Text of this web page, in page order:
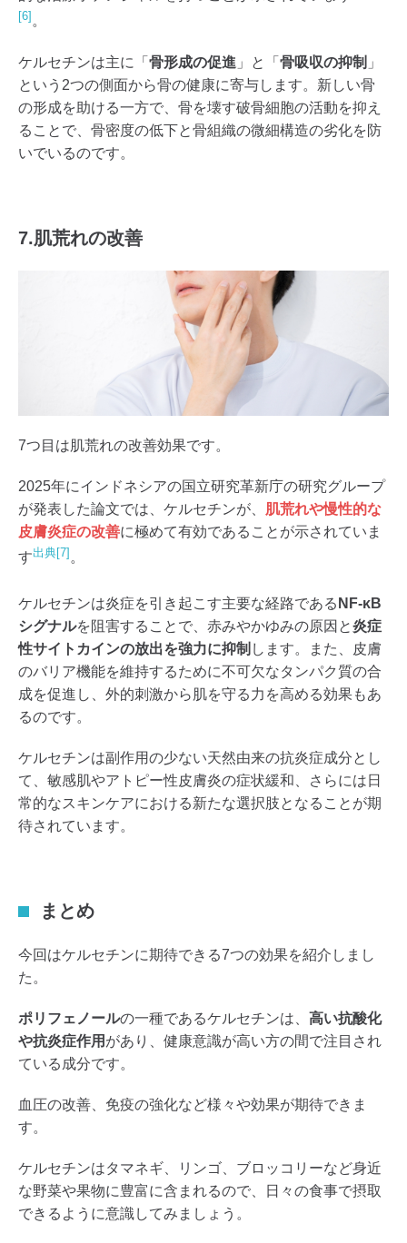
[6] 。
ケルセチンは主に「 骨形成の促進 」と「 骨吸収の抑制 」
という2つの側面から骨の健康に寄与します。新しい骨
の形成を助ける一方で、骨を壊す破骨細胞の活動を抑え
ることで、骨密度の低下と骨組織の微細構造の劣化を防
いでいるのです。
7.肌荒れの改善
7つ目は肌荒れの改善効果です。
2025年にインドネシアの国立研究革新庁の研究グループ
が発表した論文では、ケルセチンが、 肌荒れや慢性的な
皮膚炎症の改善に極めて有効であることが示されていま
す出典[7] 。
ケルセチンは炎症を引き起こす主要な経路である NF-κB
シグナルを阻害することで、赤みやかゆみの原因と炎症
性サイトカインの放出を強力に抑制 します。また、皮膚
のバリア機能を維持するために不可欠なタンパク質の合
成を促進し、外的刺激から肌を守る力を高める効果もあ
るのです。
ケルセチンは副作用の少ない天然由来の抗炎症成分とし
て、敏感肌やアトピー性皮膚炎の症状緩和、さらには日
常的なスキンケアにおける新たな選択肢となることが期
待されています。
まとめ
今回はケルセチンに期待できる7つの効果を紹介しまし
た。
ポリフェノールの一種であるケルセチンは、 高い抗酸化
や抗炎症作用 があり、健康意識が高い方の間で注目され
ている成分です。
血圧の改善、免疫の強化など様々や効果が期待できま
す。
ケルセチンは​タマネギ、​リンゴ、ブロッコリーなど身近
な野菜や果物に豊富に含まれるので、日々の食事で摂取
できるように意識してみましょう。